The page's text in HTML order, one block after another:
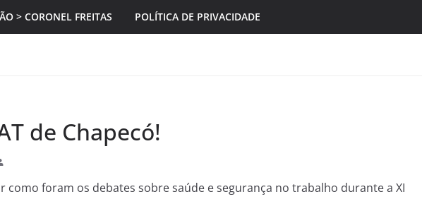
> CORONEL FREITAS POLÍTICA DE PRIVACIDADE
de Chapecó!
como foram os debates sobre saúde e segurança no trabalho durante a XI